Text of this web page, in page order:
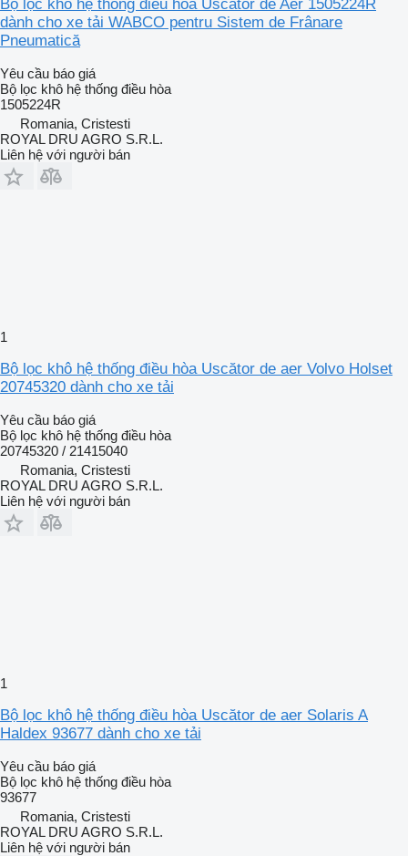
Bộ lọc khô hệ thống điều hòa Uscător de Aer 1505224R
dành cho xe tải WABCO pentru Sistem de Frânare
Pneumatică
Yêu cầu báo giá
Bộ lọc khô hệ thống điều hòa
1505224R
Romania, Cristesti
ROYAL DRU AGRO S.R.L.
Liên hệ với người bán
1
Bộ lọc khô hệ thống điều hòa Uscător de aer Volvo Holset
20745320 dành cho xe tải
Yêu cầu báo giá
Bộ lọc khô hệ thống điều hòa
20745320 / 21415040
Romania, Cristesti
ROYAL DRU AGRO S.R.L.
Liên hệ với người bán
1
Bộ lọc khô hệ thống điều hòa Uscător de aer Solaris A
Haldex 93677 dành cho xe tải
Yêu cầu báo giá
Bộ lọc khô hệ thống điều hòa
93677
Romania, Cristesti
ROYAL DRU AGRO S.R.L.
Liên hệ với người bán